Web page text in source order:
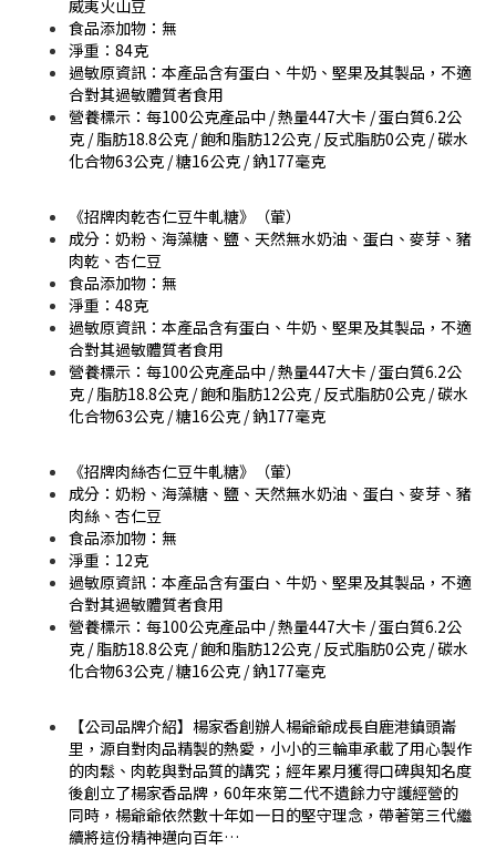
威夷火山豆
食品添加物： 無
淨重：84克
過敏原資訊：本產品含有蛋白、牛奶、堅果及其製品，不適
合對其過敏體質者食用
營養標示：每100公克產品中 / 熱量447大卡 / 蛋白質6.2公
克 / 脂肪18.8公克 / 飽和脂肪12公克 / 反式脂肪0公克 / 碳水
化合物63公克 / 糖16公克 / 鈉177毫克
《招牌肉乾杏仁豆牛軋糖》（葷）
成分：奶粉、海藻糖、鹽、天然無水奶油、蛋白、麥芽、豬
肉乾、杏仁豆
食品添加物：無
淨重：48克
過敏原資訊：本產品含有蛋白、牛奶、堅果及其製品，不適
合對其過敏體質者食用
營養標示：每100公克產品中 / 熱量447大卡 / 蛋白質6.2公
克 / 脂肪18.8公克 / 飽和脂肪12公克 / 反式脂肪0公克 / 碳水
化合物63公克 / 糖16公克 / 鈉177毫克
《招牌肉絲杏仁豆牛軋糖》（葷）
成分：奶粉、海藻糖、鹽、天然無水奶油、蛋白、麥芽、豬
肉絲、杏仁豆
食品添加物：無
淨重：12克
過敏原資訊：本產品含有蛋白、牛奶、堅果及其製品，不適
合對其過敏體質者食用
營養標示：每100公克產品中 / 熱量447大卡 / 蛋白質6.2公
克 / 脂肪18.8公克 / 飽和脂肪12公克 / 反式脂肪0公克 / 碳水
化合物63公克 / 糖16公克 / 鈉177毫克
【公司品牌介紹】楊家香創辦人楊爺爺成長自鹿港鎮頭崙
里，源自對肉品精製的熱愛，小小的三輪車承載了用心製作
的肉鬆、肉乾與對品質的講究；經年累月獲得口碑與知名度
後創立了楊家香品牌，60年來第二代不遺餘力守護經營的
同時，楊爺爺依然數十年如一日的堅守理念，帶著第三代繼
續將這份精神邁向百年…